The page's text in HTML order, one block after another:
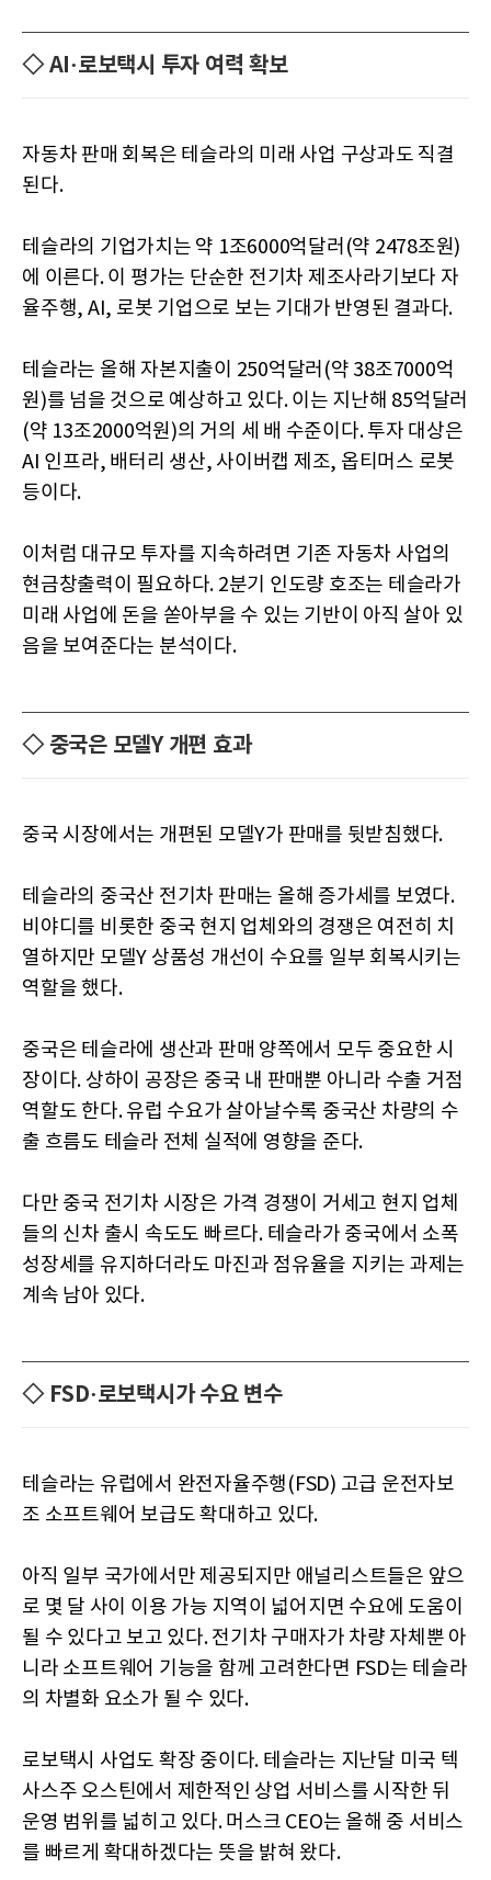
◇ AI·로보택시 투자 여력 확보
자동차 판매 회복은 테슬라의 미래 사업 구상과도 직결
된다.
테슬라의 기업가치는 약 1조6000억달러(약 2478조원)
에 이른다. 이 평가는 단순한 전기차 제조사라기보다 자
율주행, AI, 로봇 기업으로 보는 기대가 반영된 결과다.
테슬라는 올해 자본지출이 250억달러(약 38조7000억
원)를 넘을 것으로 예상하고 있다. 이는 지난해 85억달러
(약 13조2000억원)의 거의 세 배 수준이다. 투자 대상은
AI 인프라, 배터리 생산, 사이버캡 제조, 옵티머스 로봇
등이다.
이처럼 대규모 투자를 지속하려면 기존 자동차 사업의
현금창출력이 필요하다. 2분기 인도량 호조는 테슬라가
미래 사업에 돈을 쏟아부을 수 있는 기반이 아직 살아 있
음을 보여준다는 분석이다.
◇ 중국은 모델Y 개편 효과
중국 시장에서는 개편된 모델Y가 판매를 뒷받침했다.
테슬라의 중국산 전기차 판매는 올해 증가세를 보였다.
비야디를 비롯한 중국 현지 업체와의 경쟁은 여전히 치
열하지만 모델Y 상품성 개선이 수요를 일부 회복시키는
역할을 했다.
중국은 테슬라에 생산과 판매 양쪽에서 모두 중요한 시
장이다. 상하이 공장은 중국 내 판매뿐 아니라 수출 거점
역할도 한다. 유럽 수요가 살아날수록 중국산 차량의 수
출 흐름도 테슬라 전체 실적에 영향을 준다.
다만 중국 전기차 시장은 가격 경쟁이 거세고 현지 업체
들의 신차 출시 속도도 빠르다. 테슬라가 중국에서 소폭
성장세를 유지하더라도 마진과 점유율을 지키는 과제는
계속 남아 있다.
◇ FSD·로보택시가 수요 변수
테슬라는 유럽에서 완전자율주행(FSD) 고급 운전자보
조 소프트웨어 보급도 확대하고 있다.
아직 일부 국가에서만 제공되지만 애널리스트들은 앞으
로 몇 달 사이 이용 가능 지역이 넓어지면 수요에 도움이
될 수 있다고 보고 있다. 전기차 구매자가 차량 자체뿐 아
니라 소프트웨어 기능을 함께 고려한다면 FSD는 테슬라
의 차별화 요소가 될 수 있다.
로보택시 사업도 확장 중이다. 테슬라는 지난달 미국 텍
사스주 오스틴에서 제한적인 상업 서비스를 시작한 뒤
운영 범위를 넓히고 있다. 머스크 CEO는 올해 중 서비스
를 빠르게 확대하겠다는 뜻을 밝혀 왔다.